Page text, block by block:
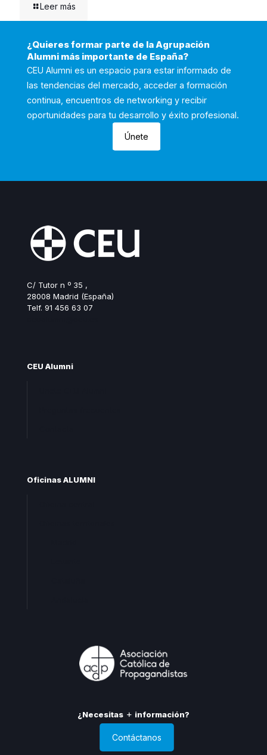
Leer más
¿Quieres formar parte de la Agrupación
Alumni más importante de España?
CEU Alumni es un espacio para estar informado de
las tendencias del mercado, acceder a formación
continua, encuentros de networking y recibir
oportunidades para tu desarrollo y éxito profesional.
Únete
C/ Tutor n º 35 ,
28008 Madrid (España)
Telf. 91 456 63 07
CEU Alumni
Oficinas ALUMNI
¿Necesitas información?
Contáctanos